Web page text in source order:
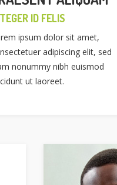
ID FELIS
ipsum dolor sit amet,
adipiscing elit, sed
nonummy nibh euismod
ut laoreet.